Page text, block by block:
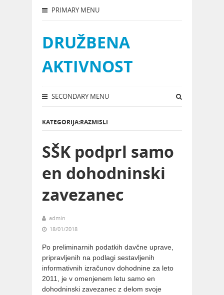
PRIMARY MENU
DRUŽBENA
AKTIVNOST
SECONDARY MENU
KATEGORIJA:RAZMISLI
SŠK podprl samo
en dohodninski
zavezanec
admin
18/01/2018
Po preliminarnih podatkih davčne uprave,
pripravljenih na podlagi sestavljenih
informativnih izračunov dohodnine za leto
2011, je v omenjenem letu samo en
dohodninski zavezanec z delom svoje